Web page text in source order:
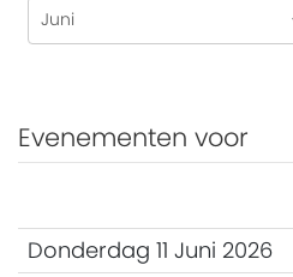
Evenementen voor
Donderdag 11 Juni 2026